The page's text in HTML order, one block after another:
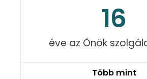
éve az Önök
16
Több mint